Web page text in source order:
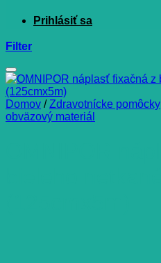
Filter
Domov / Zdravotnícke pomôcky
obväzový materiál